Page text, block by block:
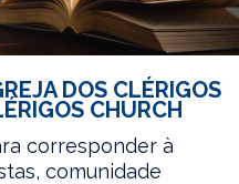
DOS CLÉRIGOS
CHURCH
corresponder à
comunidade